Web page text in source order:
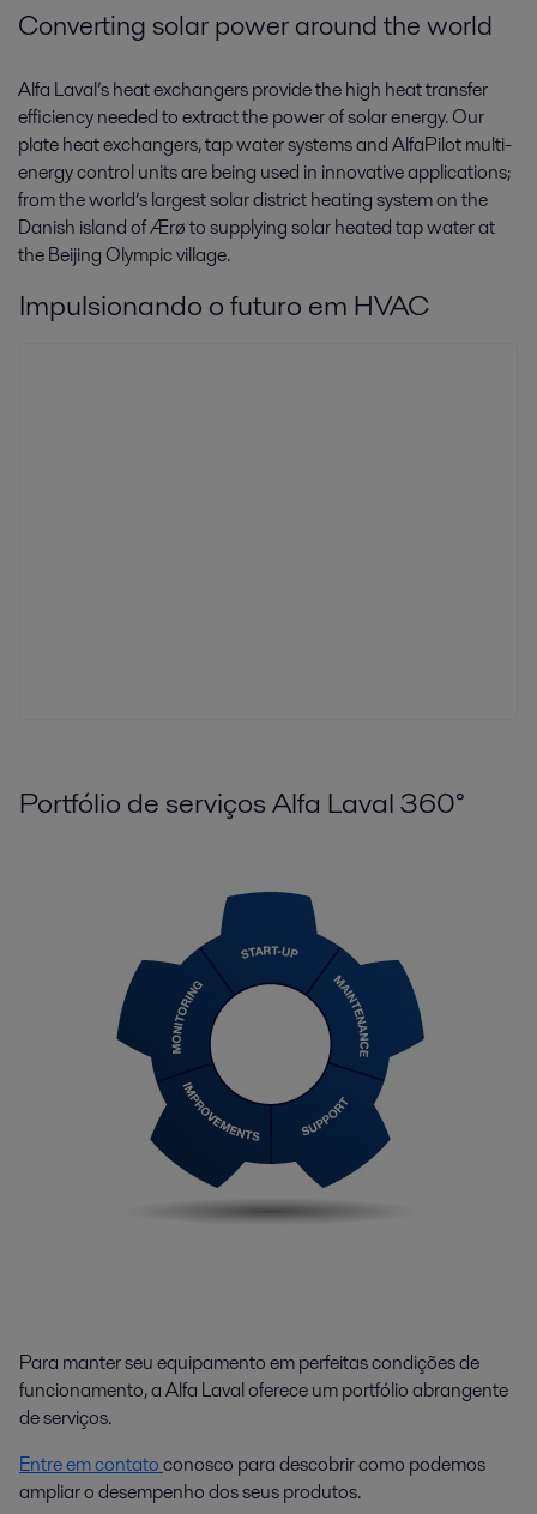
Converting solar power around the world
Alfa Laval’s heat exchangers provide the high heat transfer
efficiency needed to extract the power of solar energy. Our
plate heat exchangers, tap water systems and AlfaPilot multi-
energy control units are being used in innovative applications;
from the world’s largest solar district heating system on the
Danish island of Ærø to supplying solar heated tap water at
the Beijing Olympic village.
Impulsionando o futuro em HVAC
Portfólio de serviços Alfa Laval 360°
Para manter seu equipamento em perfeitas condições de
funcionamento, a Alfa Laval oferece um portfólio abrangente
de serviços.
Entre em contatoconosco para descobrir como podemos
ampliar o desempenho dos seus produtos.